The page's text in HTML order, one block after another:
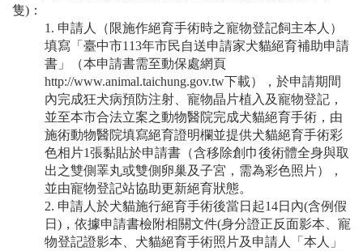
隻)：
1. 申請人（限施作絕育手術時之寵物登記飼主本人）
填寫「臺中市113年市民自送申請家犬貓絕育補助申請
書」（本申請書需至動保處網頁
http://www.animal.taichung.gov.tw下載），於申請期間
內完成狂犬病預防注射、寵物晶片植入及寵物登記，
並至本市合法立案之動物醫院完成犬貓絕育手術，由
施術動物醫院填寫絕育證明欄並提供犬貓絕育手術彩
色相片1張黏貼於申請書（含移除創巾後術體全身與取
出之雙側睪丸或雙側卵巢及子宮，需為彩色照片），
並由寵物登記站協助更新絕育狀態。
2. 申請人於犬貓施行絕育手術後當日起14日內(含例假
日)，依據申請書檢附相關文件(身分證正反面影本、寵
物登記證影本、犬貓絕育手術照片及申請人「本人」